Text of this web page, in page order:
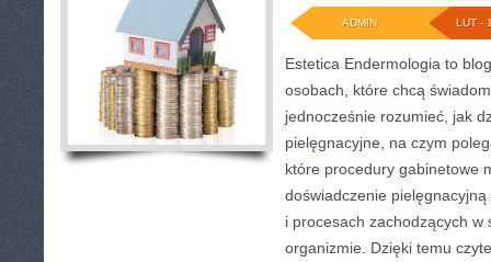
LUT -
ADMIN
Estetica Endermologia to
osobach, które chcą
jednocześnie rozumieć, jak
pielęgnacyjne, na czym
które procedury gabinetowe
doświadczenie
i procesach zachodzących w
organizmie. Dzięki temu